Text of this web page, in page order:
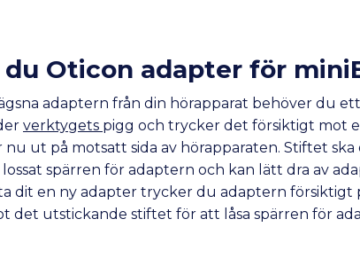
Oticon adapter för
adaptern från din hörapparat behöver du ett
verktygets pigg och trycker det försiktigt mot
nu ut på motsatt sida av hörapparaten. Stiftet
spärren för adaptern och kan lätt dra av
dit en ny adapter trycker du adaptern
det utstickande stiftet för att låsa spärren för